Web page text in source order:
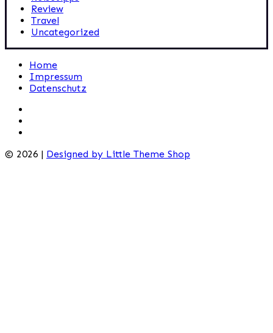
Review
Travel
Uncategorized
Home
Impressum
Datenschutz
© 2026 | Designed by Little Theme Shop